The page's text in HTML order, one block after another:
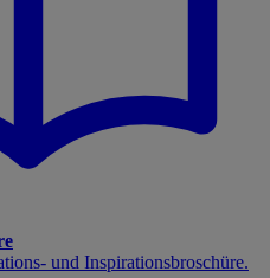
und Inspirationsbroschüre.